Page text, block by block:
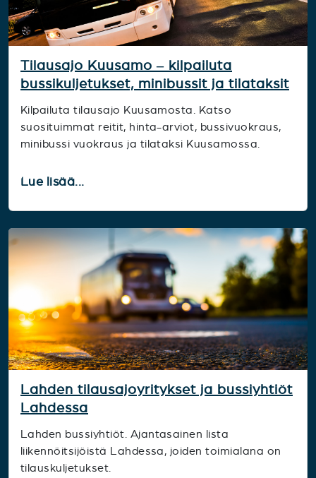
Tilausajo Kuusamo – kilpailuta
bussikuljetukset, minibussit ja tilataksit
Kilpailuta tilausajo Kuusamosta. Katso
suosituimmat reitit, hinta-arviot, bussivuokraus,
minibussi vuokraus ja tilataksi Kuusamossa.
Lue lisää...
Lahden tilausajoyritykset ja bussiyhtiöt
Lahdessa
Lahden bussiyhtiöt. Ajantasainen lista
liikennöitsijöistä Lahdessa, joiden toimialana on
tilauskuljetukset.